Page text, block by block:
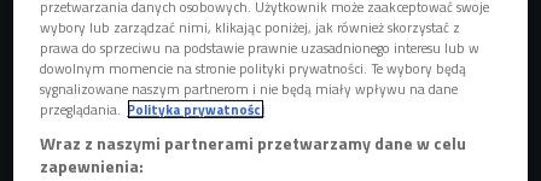
Poprzytula Foto: mat. promocyjne
przetwarzania danych osobowych. Użytkownik może zaakceptować swoje
wybory lub zarządzać nimi, klikając poniżej, jak również skorzystać z
prawa do sprzeciwu na podstawie prawnie uzasadnionego interesu lub w
dowolnym momencie na stronie polityki prywatności. Te wybory będą
sygnalizowane naszym partnerom i nie będą miały wpływu na dane
przeglądania. Polityka prywatności
Wraz z naszymi partnerami przetwarzamy dane w celu
zapewnienia: